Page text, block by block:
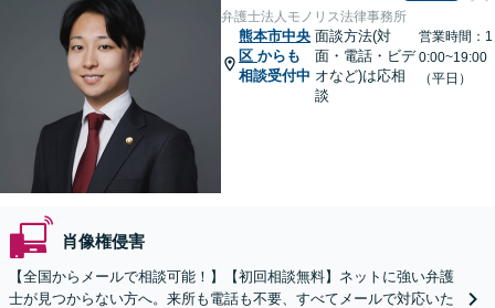
弁護士法人モノリス法律事務所
熊本市中央
区 からも
相談受付中
面談方法(対
面・電話・ビデ
オなど)は応相
談
営業時間：1
0:00~19:00
（平日）
肖像権侵害
【全国からメールで相談可能！】【初回相談無料】ネットに強い弁護
士が見つからない方へ。来所も電話も不要、すべてメールで対応いた